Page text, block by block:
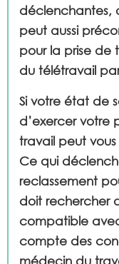
déclenchantes,
peut aussi
pour la prise de
du télétravail
Si votre état de
d’exercer votre
travail peut
Ce qui
reclassement
doit rechercher
compatible
compte des
médecin du